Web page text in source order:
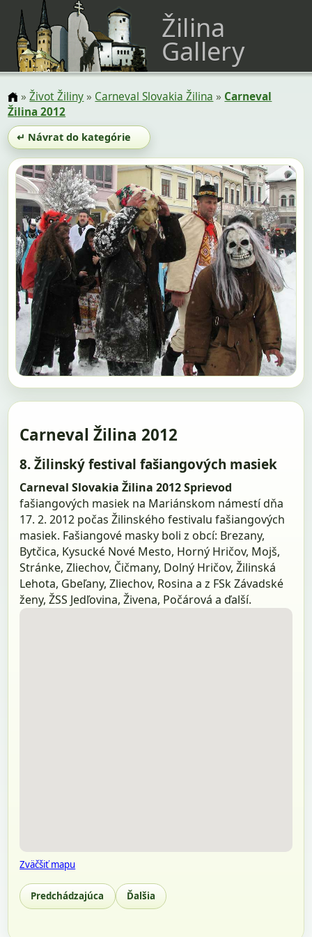
Žilina
Gallery
»Život Žiliny» Carneval Slovakia Žilina » Carneval
Žilina 2012
↵ Návrat do kategórie
Carneval Žilina 2012
8. Žilinský festival fašiangových masiek
Carneval Slovakia Žilina 2012Sprievod
fašiangových masiek na Mariánskom námestí dňa
17. 2. 2012 počas Žilinského festivalu fašiangových
masiek. Fašiangové masky boli z obcí: Brezany,
Bytčica, Kysucké Nové Mesto, Horný Hričov, Mojš,
Stránke, Zliechov, Čičmany, Dolný Hričov, Žilinská
Lehota, Gbeľany, Zliechov, Rosina a z FSk Závadské
ženy, ŽSS Jedľovina, Živena, Počárová a ďalší.
Zväčšiť mapu
Predchádzajúca Ďalšia